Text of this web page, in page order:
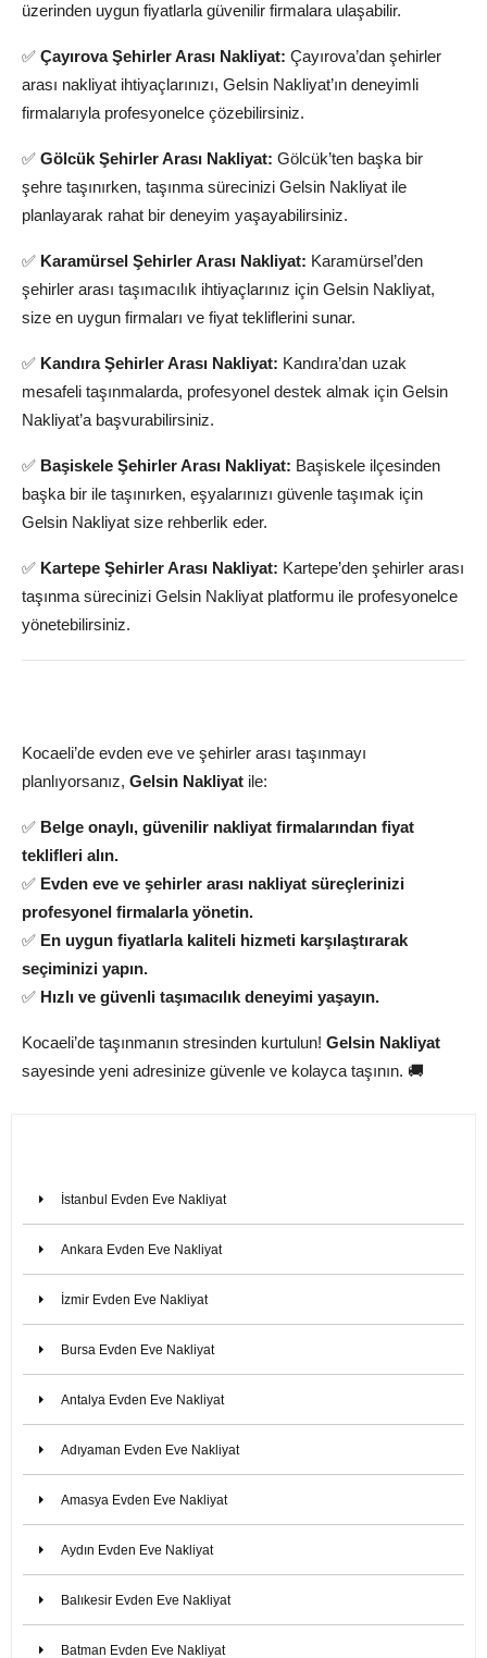
üzerinden uygun fiyatlarla güvenilir firmalara ulaşabilir.
✅ Çayırova Şehirler Arası Nakliyat: Çayırova’dan şehirler
arası nakliyat ihtiyaçlarınızı, Gelsin Nakliyat’ın deneyimli
firmalarıyla profesyonelce çözebilirsiniz.
✅ Gölcük Şehirler Arası Nakliyat: Gölcük’ten başka bir
şehre taşınırken, taşınma sürecinizi Gelsin Nakliyat ile
planlayarak rahat bir deneyim yaşayabilirsiniz.
✅ Karamürsel Şehirler Arası Nakliyat: Karamürsel’den
şehirler arası taşımacılık ihtiyaçlarınız için Gelsin Nakliyat,
size en uygun firmaları ve fiyat tekliflerini sunar.
✅ Kandıra Şehirler Arası Nakliyat: Kandıra’dan uzak
mesafeli taşınmalarda, profesyonel destek almak için Gelsin
Nakliyat’a başvurabilirsiniz.
✅ Başiskele Şehirler Arası Nakliyat: Başiskele ilçesinden
başka bir ile taşınırken, eşyalarınızı güvenle taşımak için
Gelsin Nakliyat size rehberlik eder.
✅ Kartepe Şehirler Arası Nakliyat: Kartepe’den şehirler arası
taşınma sürecinizi Gelsin Nakliyat platformu ile profesyonelce
yönetebilirsiniz.
Kocaeli’de evden eve ve şehirler arası taşınmayı
planlıyorsanız, Gelsin Nakliyat ile:
✅ Belge onaylı, güvenilir nakliyat firmalarından fiyat
teklifleri alın.
✅ Evden eve ve şehirler arası nakliyat süreçlerinizi
profesyonel firmalarla yönetin.
✅ En uygun fiyatlarla kaliteli hizmeti karşılaştırarak
seçiminizi yapın.
✅ Hızlı ve güvenli taşımacılık deneyimi yaşayın.
Kocaeli’de taşınmanın stresinden kurtulun! Gelsin Nakliyat
sayesinde yeni adresinize güvenle ve kolayca taşının. 🚚
İstanbul Evden Eve Nakliyat
Ankara Evden Eve Nakliyat
İzmir Evden Eve Nakliyat
Bursa Evden Eve Nakliyat
Antalya Evden Eve Nakliyat
Adıyaman Evden Eve Nakliyat
Amasya Evden Eve Nakliyat
Aydın Evden Eve Nakliyat
Balıkesir Evden Eve Nakliyat
Batman Evden Eve Nakliyat